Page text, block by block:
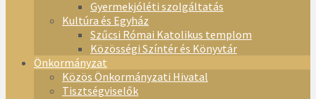
Gyermekjóléti szolgáltatás
Kultúra és Egyház
Szűcsi Római Katolikus templom
Közösségi Színtér és Könyvtár
Önkormányzat
Közös Önkormányzati Hivatal
Tisztségviselők